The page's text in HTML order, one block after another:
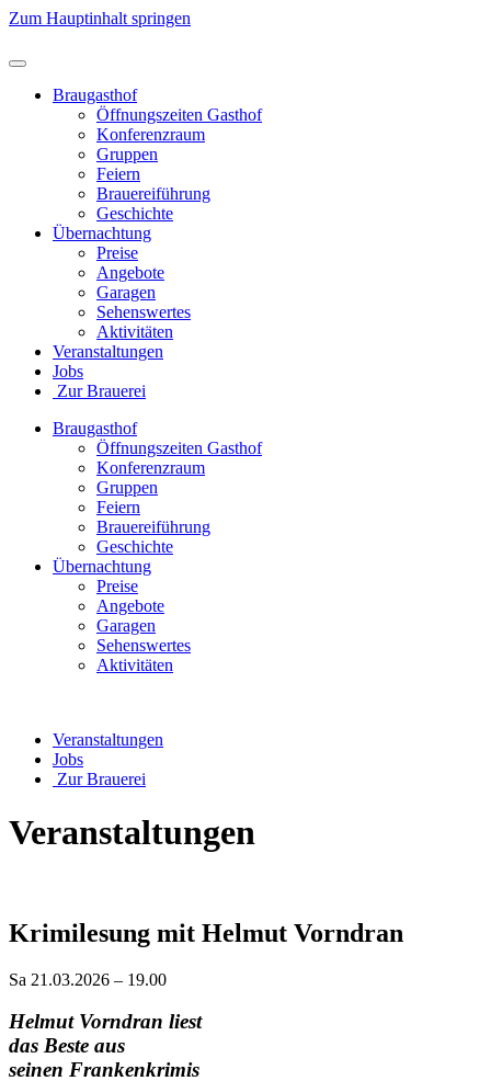
Zum Hauptinhalt springen
Braugasthof
Öffnungszeiten Gasthof
Konferenzraum
Gruppen
Feiern
Brauereiführung
Geschichte
Übernachtung
Preise
Angebote
Garagen
Sehenswertes
Aktivitäten
Veranstaltungen
Jobs
Zur Brauerei
Braugasthof
Öffnungszeiten Gasthof
Konferenzraum
Gruppen
Feiern
Brauereiführung
Geschichte
Übernachtung
Preise
Angebote
Garagen
Sehenswertes
Aktivitäten
Veranstaltungen
Jobs
Zur Brauerei
Veranstaltungen
Krimilesung mit Helmut Vorndran
Sa 21.03.2026 – 19.00
Helmut Vorndran liest
das Beste aus
seinen Frankenkrimis